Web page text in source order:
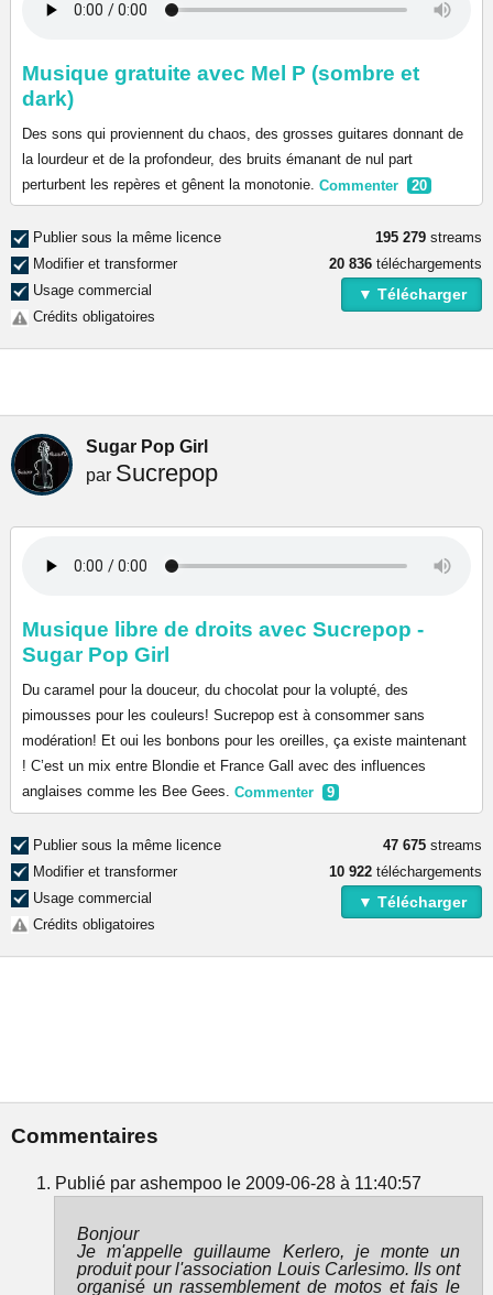
Musique gratuite avec Mel P (sombre et
dark)
Des sons qui proviennent du chaos, des grosses guitares donnant de
la lourdeur et de la profondeur, des bruits émanant de nul part
perturbent les repères et gênent la monotonie. Commenter 20
Publier sous la même licence
Modifier et transformer
Usage commercial
Crédits obligatoires
195 279 streams
20 836 téléchargements
▼ Télécharger
Sugar Pop Girl
par Sucrepop
Musique libre de droits avec Sucrepop -
Sugar Pop Girl
Du caramel pour la douceur, du chocolat pour la volupté, des
pimousses pour les couleurs! Sucrepop est à consommer sans
modération! Et oui les bonbons pour les oreilles, ça existe maintenant
! C’est un mix entre Blondie et France Gall avec des influences
anglaises comme les Bee Gees. Commenter 9
Publier sous la même licence
Modifier et transformer
Usage commercial
Crédits obligatoires
47 675 streams
10 922 téléchargements
▼ Télécharger
Commentaires
Publié par ashempoo le 2009-06-28 à 11:40:57
Bonjour
Je m'appelle guillaume Kerlero, je monte un
produit pour l'association Louis Carlesimo. Ils ont
organisé un rassemblement de motos et fais le